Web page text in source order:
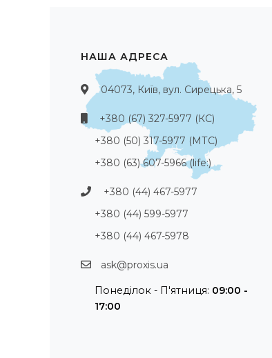
НАША АДРЕСА
04073, Київ, вул. Сирецька, 5
+380 (67) 327-5977 (КС)
+380 (50) 317-5977 (МТС)
+380 (63) 607-5966 (life:)
+380 (44) 467-5977
+380 (44) 599-5977
+380 (44) 467-5978
ask@proxis.ua
Понеділок - П'ятниця: 09:00 -
17:00